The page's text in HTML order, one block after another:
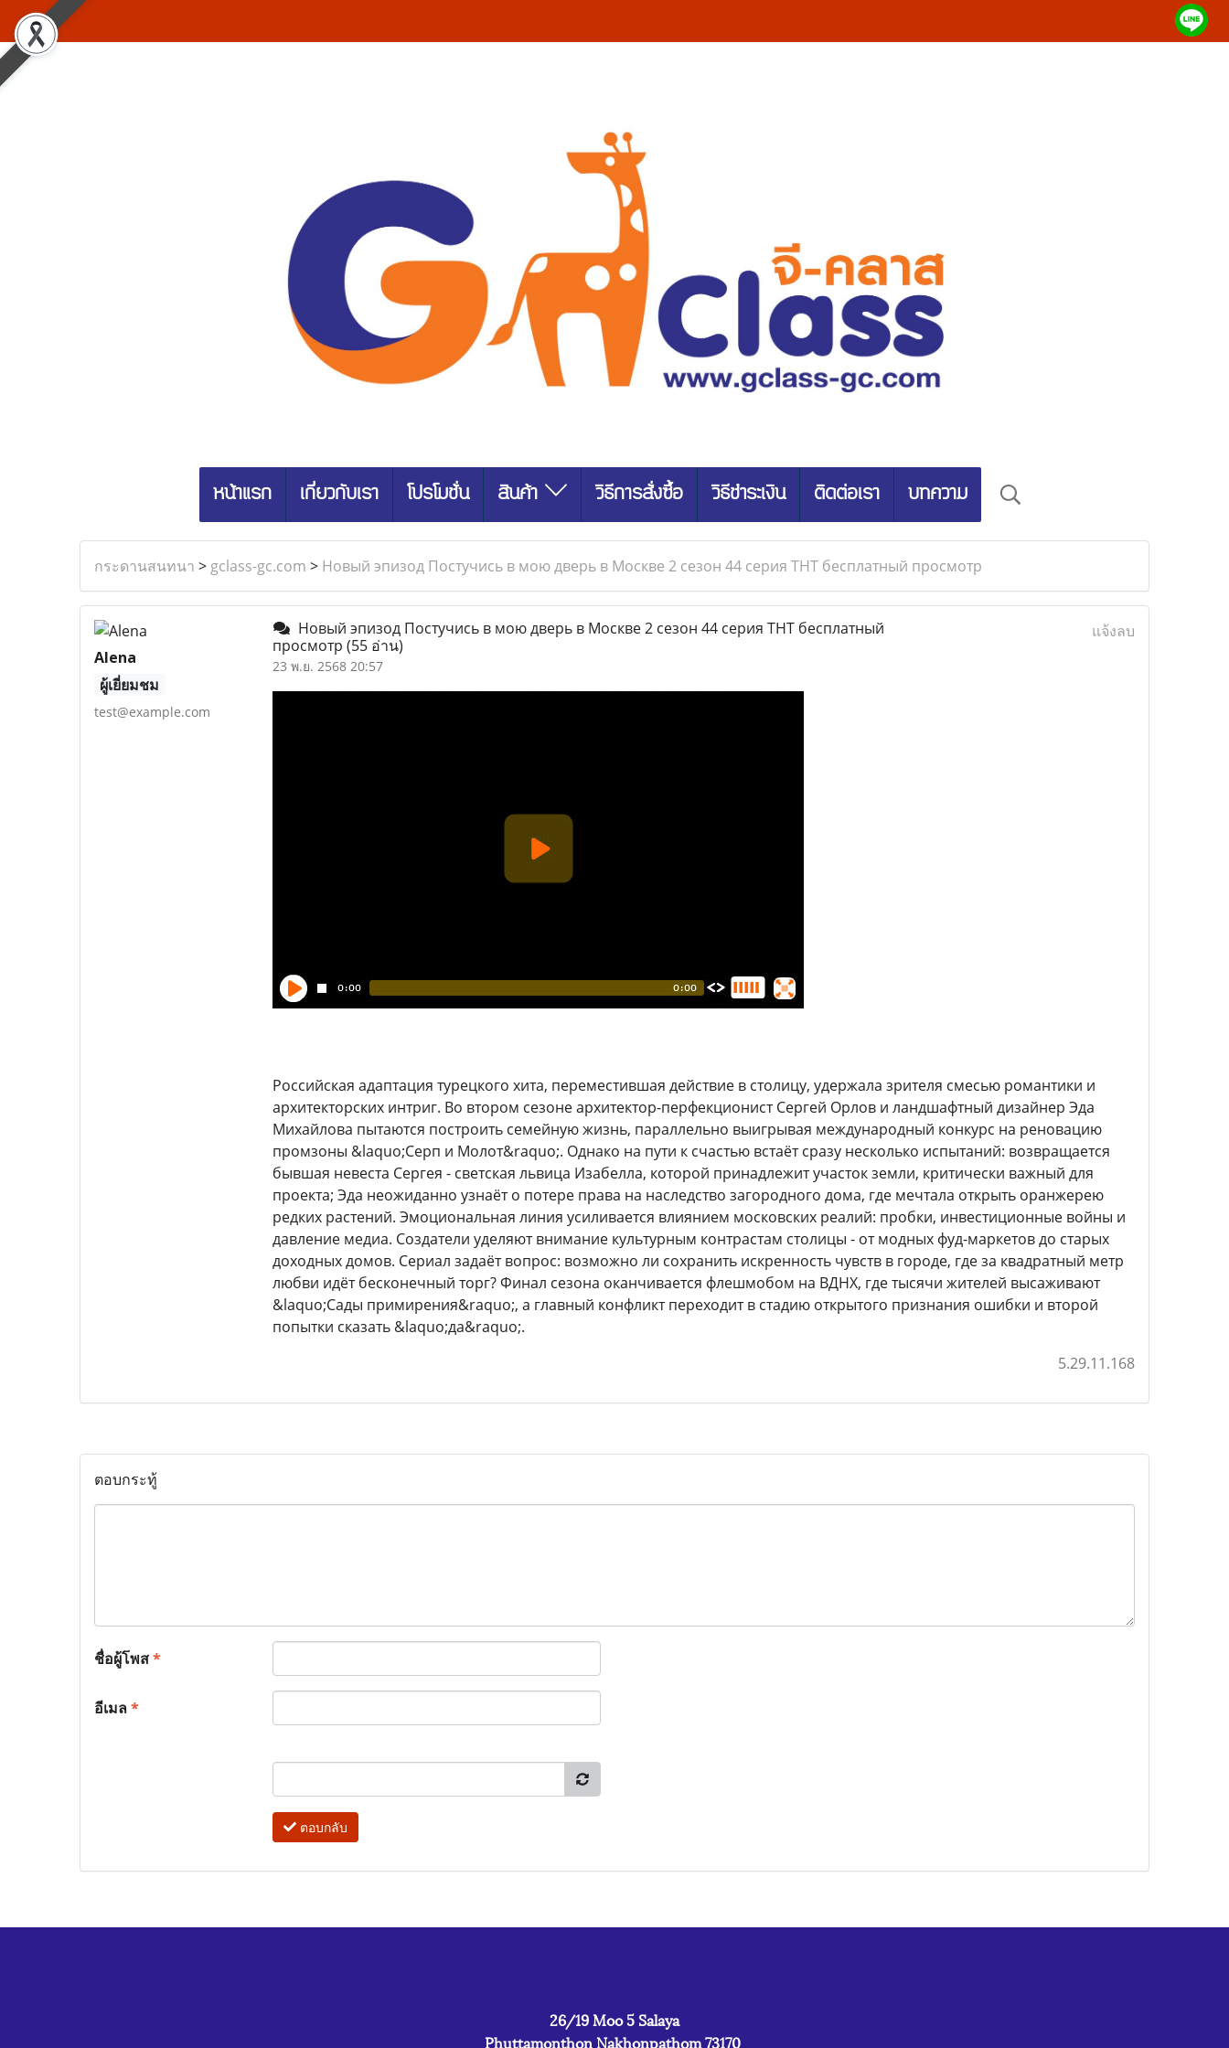
หน้าแรก เกี่ยวกับเรา โปรโมชั่น สินค้า วิธีการสั่งซื้อ วิธีชำระเงิน ติดต่อเรา บทความ
กระดานสนทนา > gclass-gc.com > Новый эпизод Постучись в мою дверь в Москве 2 сезон 44 серия ТНТ бесплатный просмотр
Alena
ผู้เยี่ยมชม
test@example.com
Новый эпизод Постучись в мою дверь в Москве 2 сезон 44 серия ТНТ бесплатный
просмотр (55 อ่าน)
23 พ.ย. 2568 20:57
แจ้งลบ
Российская адаптация турецкого хита, переместившая действие в столицу, удержала зрителя смесью романтики и
архитекторских интриг. Во втором сезоне архитектор-перфекционист Сергей Орлов и ландшафтный дизайнер Эда
Михайлова пытаются построить семейную жизнь, параллельно выигрывая международный конкурс на реновацию
промзоны &laquo;Серп и Молот&raquo;. Однако на пути к счастью встаёт сразу несколько испытаний: возвращается
бывшая невеста Сергея - светская львица Изабелла, которой принадлежит участок земли, критически важный для
проекта; Эда неожиданно узнаёт о потере права на наследство загородного дома, где мечтала открыть оранжерею
редких растений. Эмоциональная линия усиливается влиянием московских реалий: пробки, инвестиционные войны и
давление медиа. Создатели уделяют внимание культурным контрастам столицы - от модных фуд-маркетов до старых
доходных домов. Сериал задаёт вопрос: возможно ли сохранить искренность чувств в городе, где за квадратный метр
любви идёт бесконечный торг? Финал сезона оканчивается флешмобом на ВДНХ, где тысячи жителей высаживают
&laquo;Сады примирения&raquo;, а главный конфликт переходит в стадию открытого признания ошибки и второй
попытки сказать &laquo;да&raquo;.
5.29.11.168
ตอบกระทู้
ชื่อผู้โพส*
อีเมล*
ตอบกลับ
26/19 Moo 5 Salaya
Phuttamonthon Nakhonpathom 73170